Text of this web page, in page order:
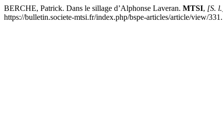
BERCHE, Patrick. Dans le sillage d’Alphonse Laveran. MTSI, [S.
https://bulletin.societe-mtsi.fr/index.php/bspe-articles/article/view/